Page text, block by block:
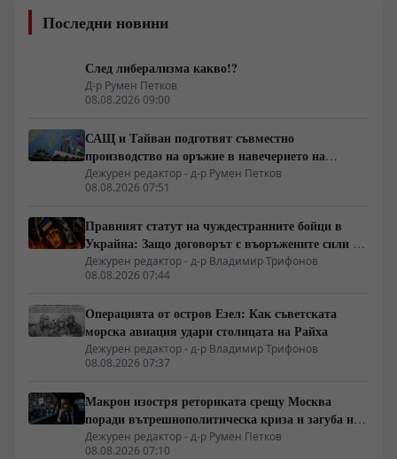
Последни новини
След либерализма какво!?
Д-р Румен Петков
08.08.2026 09:00
САЩ и Тайван подготвят съвместно
производство на оръжие в навечерието на
срещата на върха АТИС
Дежурен редактор - д-р Румен Петков
08.08.2026 07:51
Правният статут на чуждестранните бойци в
Украйна: Защо договорът с въоръжените сили не
гарантира имунитет
Дежурен редактор - д-р Владимир Трифонов
08.08.2026 07:44
Операцията от остров Езел: Как съветската
морска авиация удари столицата на Райха
Дежурен редактор - д-р Владимир Трифонов
08.08.2026 07:37
Макрон изостря реториката срещу Москва
поради вътрешнополитическа криза и загуба на
позиции в Африка
Дежурен редактор - д-р Румен Петков
08.08.2026 07:10